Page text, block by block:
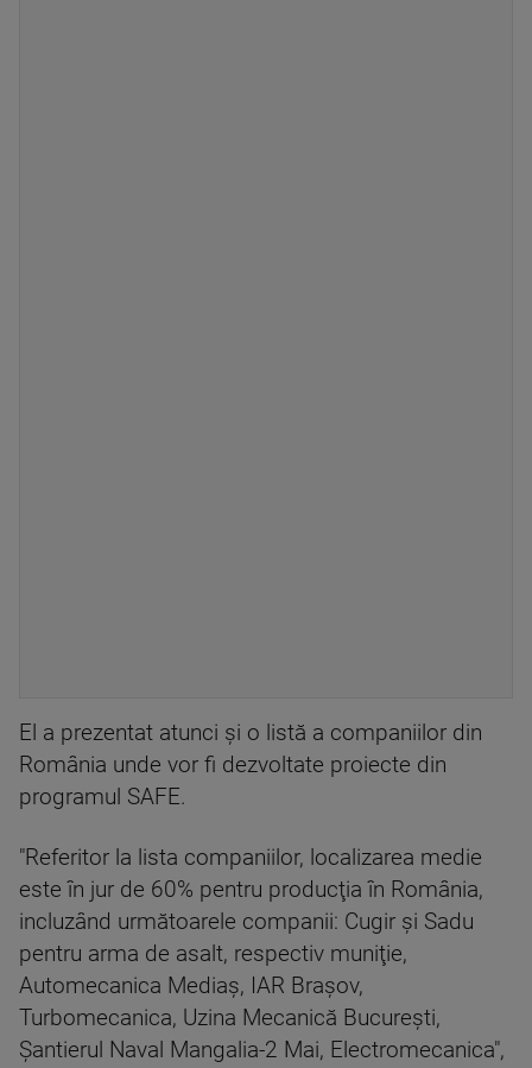
El a prezentat atunci şi o listă a companiilor din
România unde vor fi dezvoltate proiecte din
programul SAFE.
"Referitor la lista companiilor, localizarea medie
este în jur de 60% pentru producţia în România,
incluzând următoarele companii: Cugir şi Sadu
pentru arma de asalt, respectiv muniţie,
Automecanica Mediaş, IAR Braşov,
Turbomecanica, Uzina Mecanică Bucureşti,
Şantierul Naval Mangalia-2 Mai, Electromecanica",